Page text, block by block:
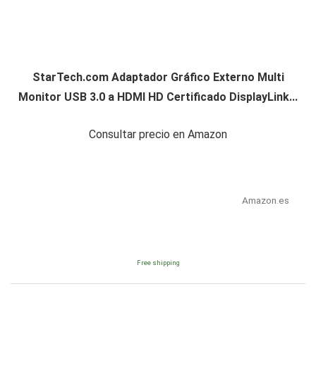
StarTech.com Adaptador Gráfico Externo Multi
Monitor USB 3.0 a HDMI HD Certificado DisplayLink...
Consultar precio en Amazon
Amazon.es
Free shipping